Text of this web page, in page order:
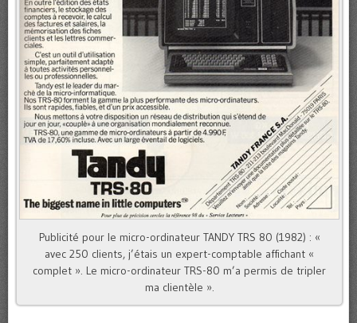
Publicité pour le micro-ordinateur TANDY TRS 80 (1982) : «
avec 250 clients, j’étais un expert-comptable affichant «
complet ». Le micro-ordinateur TRS-80 m’a permis de tripler
ma clientèle ».